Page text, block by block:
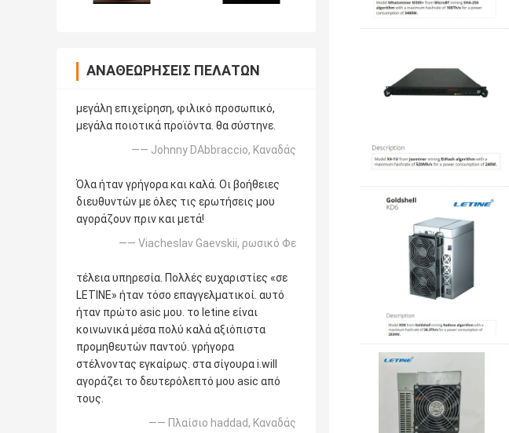
ΑΝΑΘΕΩΡΉΣΕΙΣ ΠΕΛΑΤΏΝ
μεγάλη επιχείρηση, φιλικό προσωπικό,
μεγάλα ποιοτικά προϊόντα. θα σύστηνε.
—— Johnny DAbbraccio, Καναδάς
Όλα ήταν γρήγορα και καλά. Οι βοήθειες
διευθυντών με όλες τις ερωτήσεις μου
αγοράζουν πριν και μετά!
—— Viacheslav Gaevskii, ρωσικό Φε
τέλεια υπηρεσία. Πολλές ευχαριστίες «σε
LETINE» ήταν τόσο επαγγελματικοί. αυτό
ήταν πρώτο asic μου. το letine είναι
κοινωνικά μέσα πολύ καλά αξιόπιστα
προμηθευτών παντού. γρήγορα
στέλνοντας εγκαίρως. στα σίγουρα i.will
αγοράζει το δευτερόλεπτό μου asic από
τους.
—— Πλαίσιο haddad, Καναδάς